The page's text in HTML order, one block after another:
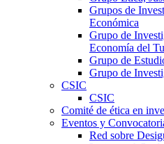
Grupos de
Económica
Grupo de
Economía del
Grupo de
Grupo de
CSIC
CSIC
Comité de ética en
Eventos y
Red sobre